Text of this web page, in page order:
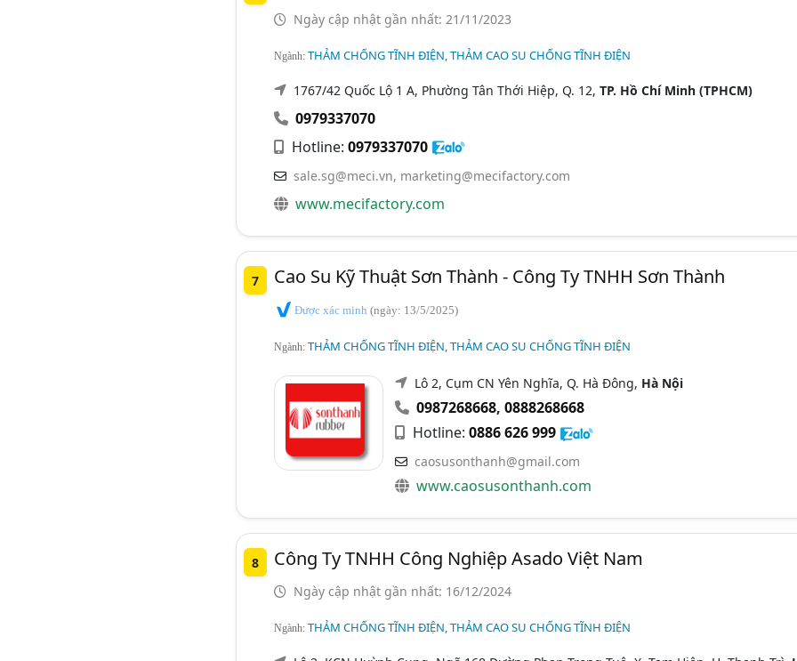
Ngày cập nhật gần nhất: 21/11/2023
Ngành: THẢM CHỐNG TĨNH ĐIỆN, THẢM CAO SU CHỐNG TĨNH ĐIỆN
1767/42 Quốc Lộ 1 A, Phường Tân Thới Hiệp, Q. 12, TP. Hồ Chí Minh (TPHCM)
0979337070
Hotline: 0979337070
sale.sg@meci.vn, marketing@mecifactory.com
www.mecifactory.com
7 Cao Su Kỹ Thuật Sơn Thành - Công Ty TNHH Sơn Thành
Được xác minh (ngày: 13/5/2025)
Ngành: THẢM CHỐNG TĨNH ĐIỆN, THẢM CAO SU CHỐNG TĨNH ĐIỆN
Lô 2, Cụm CN Yên Nghĩa, Q. Hà Đông, Hà Nội
0987268668, 0888268668
Hotline: 0886 626 999
caosusonthanh@gmail.com
www.caosusonthanh.com
8 Công Ty TNHH Công Nghiệp Asado Việt Nam
Ngày cập nhật gần nhất: 16/12/2024
Ngành: THẢM CHỐNG TĨNH ĐIỆN, THẢM CAO SU CHỐNG TĨNH ĐIỆN